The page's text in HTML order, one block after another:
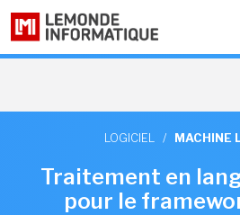
LOGICIEL / MACHINE
Traitement en
pour le